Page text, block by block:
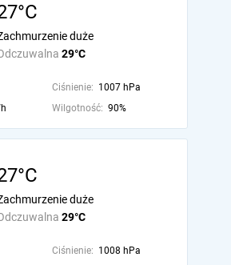
29°C
duże
Ciśnienie: 1007 hPa
Wilgotność: 90%
29°C
duże
Ciśnienie: 1008 hPa